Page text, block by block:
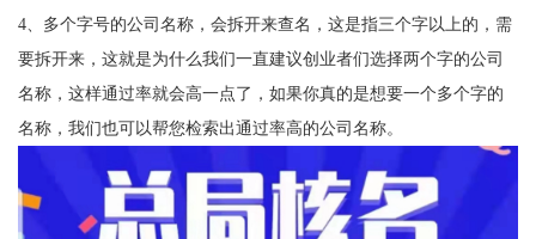
4、多个字号的公司名称，会拆开来查名，这是指三个字以上的，需
要拆开来，这就是为什么我们一直建议创业者们选择两个字的公司
名称，这样通过率就会高一点了，如果你真的是想要一个多个字的
名称，我们也可以帮您检索出通过率高的公司名称。